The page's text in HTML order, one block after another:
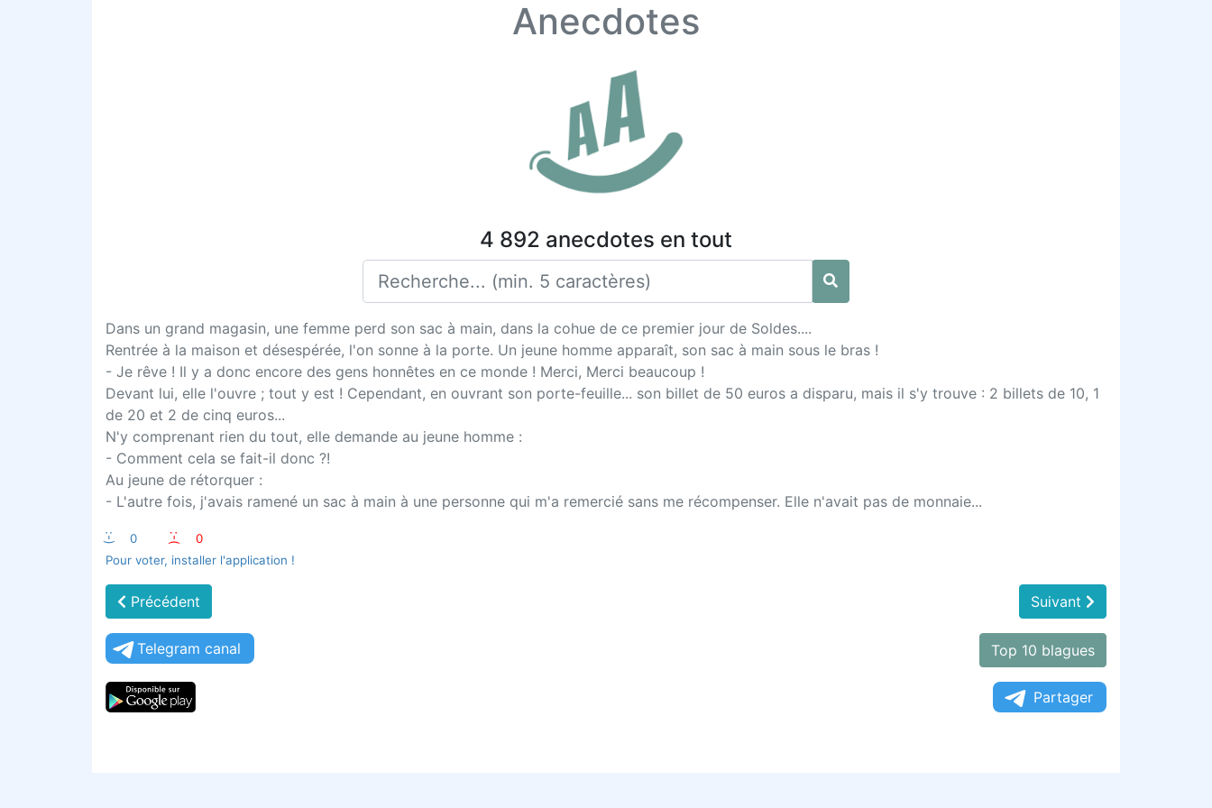
Anecdotes
4 892 anecdotes en tout
Dans un grand magasin, une femme perd son sac à main, dans la cohue de ce premier jour de Soldes....
Rentrée à la maison et désespérée, l'on sonne à la porte. Un jeune homme apparaît, son sac à main sous le bras !
- Je rêve ! Il y a donc encore des gens honnêtes en ce monde ! Merci, Merci beaucoup !
Devant lui, elle l'ouvre ; tout y est ! Cependant, en ouvrant son porte-feuille... son billet de 50 euros a disparu, mais il s'y trouve : 2 billets de 10, 1
de 20 et 2 de cinq euros...
N'y comprenant rien du tout, elle demande au jeune homme :
- Comment cela se fait-il donc ?!
Au jeune de rétorquer :
- L'autre fois, j'avais ramené un sac à main à une personne qui m'a remercié sans me récompenser. Elle n'avait pas de monnaie...
:-) 0 :-(
0
Pour voter, installer l'application !
Précédent Suivant
Telegram canal Top 10 blagues
Partager